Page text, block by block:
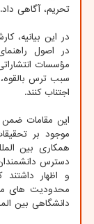
تحریم، آگاهی داد.
در این بیانیه،
در اصول
مؤسسات
سبب ترس
اجتناب کنند.
این مقامات ضمن
موجود بر
همکاری بین
دسترس
و اظهار
محدودیت های
دانشگاهی بین